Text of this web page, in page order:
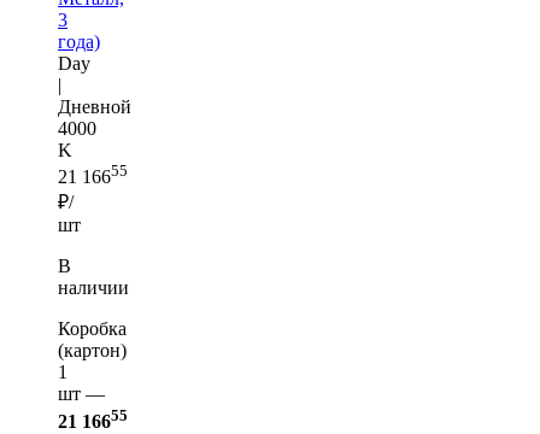
3
года)
Day
|
Дневной
4000
K
21 16655
₽/
шт
В
наличии
Коробка
(картон)
1
шт —
21 16655